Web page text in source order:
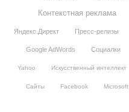
Контекстная реклама
Яндекс.Директ Пресс-релизы
Google AdWords Социалки
Yahoo Искусственный интеллект
Сайты Facebook Microsoft